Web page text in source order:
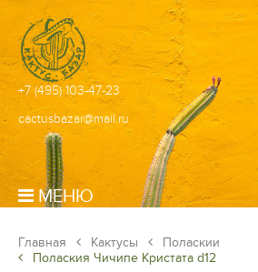
+7 (495) 103-47-23
cactusbazar@mail.ru
МЕНЮ
Главная Кактусы
Поласкии
Полаския Чичипе Кристата d12